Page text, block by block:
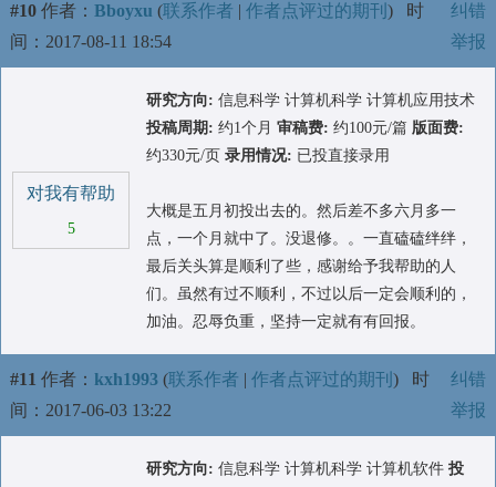
#10 作者： Bboyxu (联系作者 | 作者点评过的期刊 ) 时
间：2017-08-11 18:54
纠错
举报
对我有帮助
5
研究方向: 信息科学 计算机科学 计算机应用技术
投稿周期: 约1个月 审稿费: 约100元/篇 版面费:
约330元/页 录用情况: 已投直接录用
大概是五月初投出去的。然后差不多六月多一
点，一个月就中了。没退修。。一直磕磕绊绊，
最后关头算是顺利了些，感谢给予我帮助的人
们。虽然有过不顺利，不过以后一定会顺利的，
加油。忍辱负重，坚持一定就有有回报。
#11 作者： kxh1993 (联系作者 | 作者点评过的期刊 ) 时
间：2017-06-03 13:22
纠错
举报
研究方向: 信息科学 计算机科学 计算机软件 投